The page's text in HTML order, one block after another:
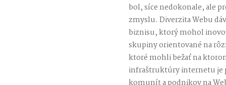
bol, síce nedokonale, ale
zmyslu. Diverzita Webu
biznisu, ktorý mohol
skupiny orientované na
ktoré mohli bežať na
infraštruktúry internetu je